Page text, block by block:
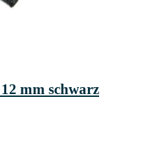
mm schwarz